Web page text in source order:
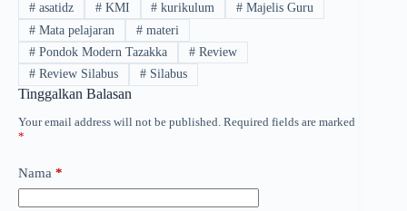
#asatidz #KMI # kurikulum # Majelis Guru
#Mata pelajaran #materi
#Pondok Modern Tazakka #Review
#Review Silabus #Silabus
Tinggalkan Balasan
Your email address will not be published. Required fields are marked
*
Nama *